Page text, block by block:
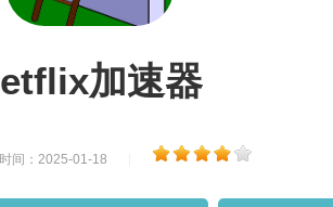
加速器
时间：2025-01-18